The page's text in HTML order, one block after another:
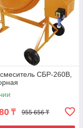
СБР-260В,
₸ 955 656 ₸